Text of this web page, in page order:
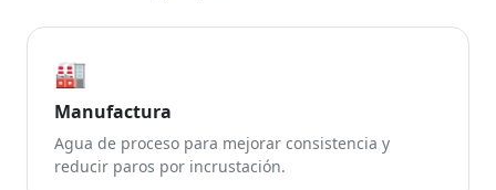
🏭
Manufactura
Agua de proceso para mejorar consistencia y
reducir paros por incrustación.